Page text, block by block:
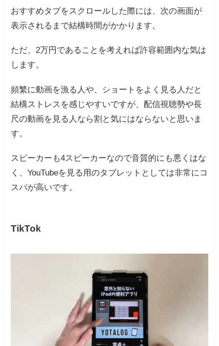
おすすめタブをスクロールした際には、次の画面が
表示されるまで結構時間がかかります。
ただ、2万円であることを考えれば許容範囲内な気は
します。
頻繁に動画を漁る人や、ショートをよく見る人だと
結構ストレスを感じやすいですが、配信視聴勢や長
尺の動画を見る人なら割と気にはならないと思いま
す。
スピーカーも4スピーカーなので音質的にも悪くはな
く、YouTubeを見る用のタブレットとしては非常にコ
スパが高いです。
TikTok